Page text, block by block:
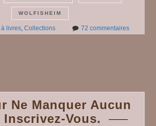
WOLFISHEIM
à livres,Collections 72 commentairessur
Ne Manquer Aucun
Vous.